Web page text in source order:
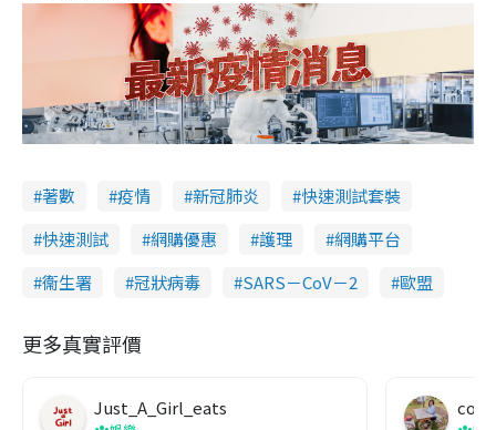
著數 疫情 新冠肺炎
快速測試套裝
快速測試
網購優惠 護理
網購平台
衞生署
冠狀病毒 SARS－CoV－2 歐盟
更多真實評價
Just_A_Girl_eats co